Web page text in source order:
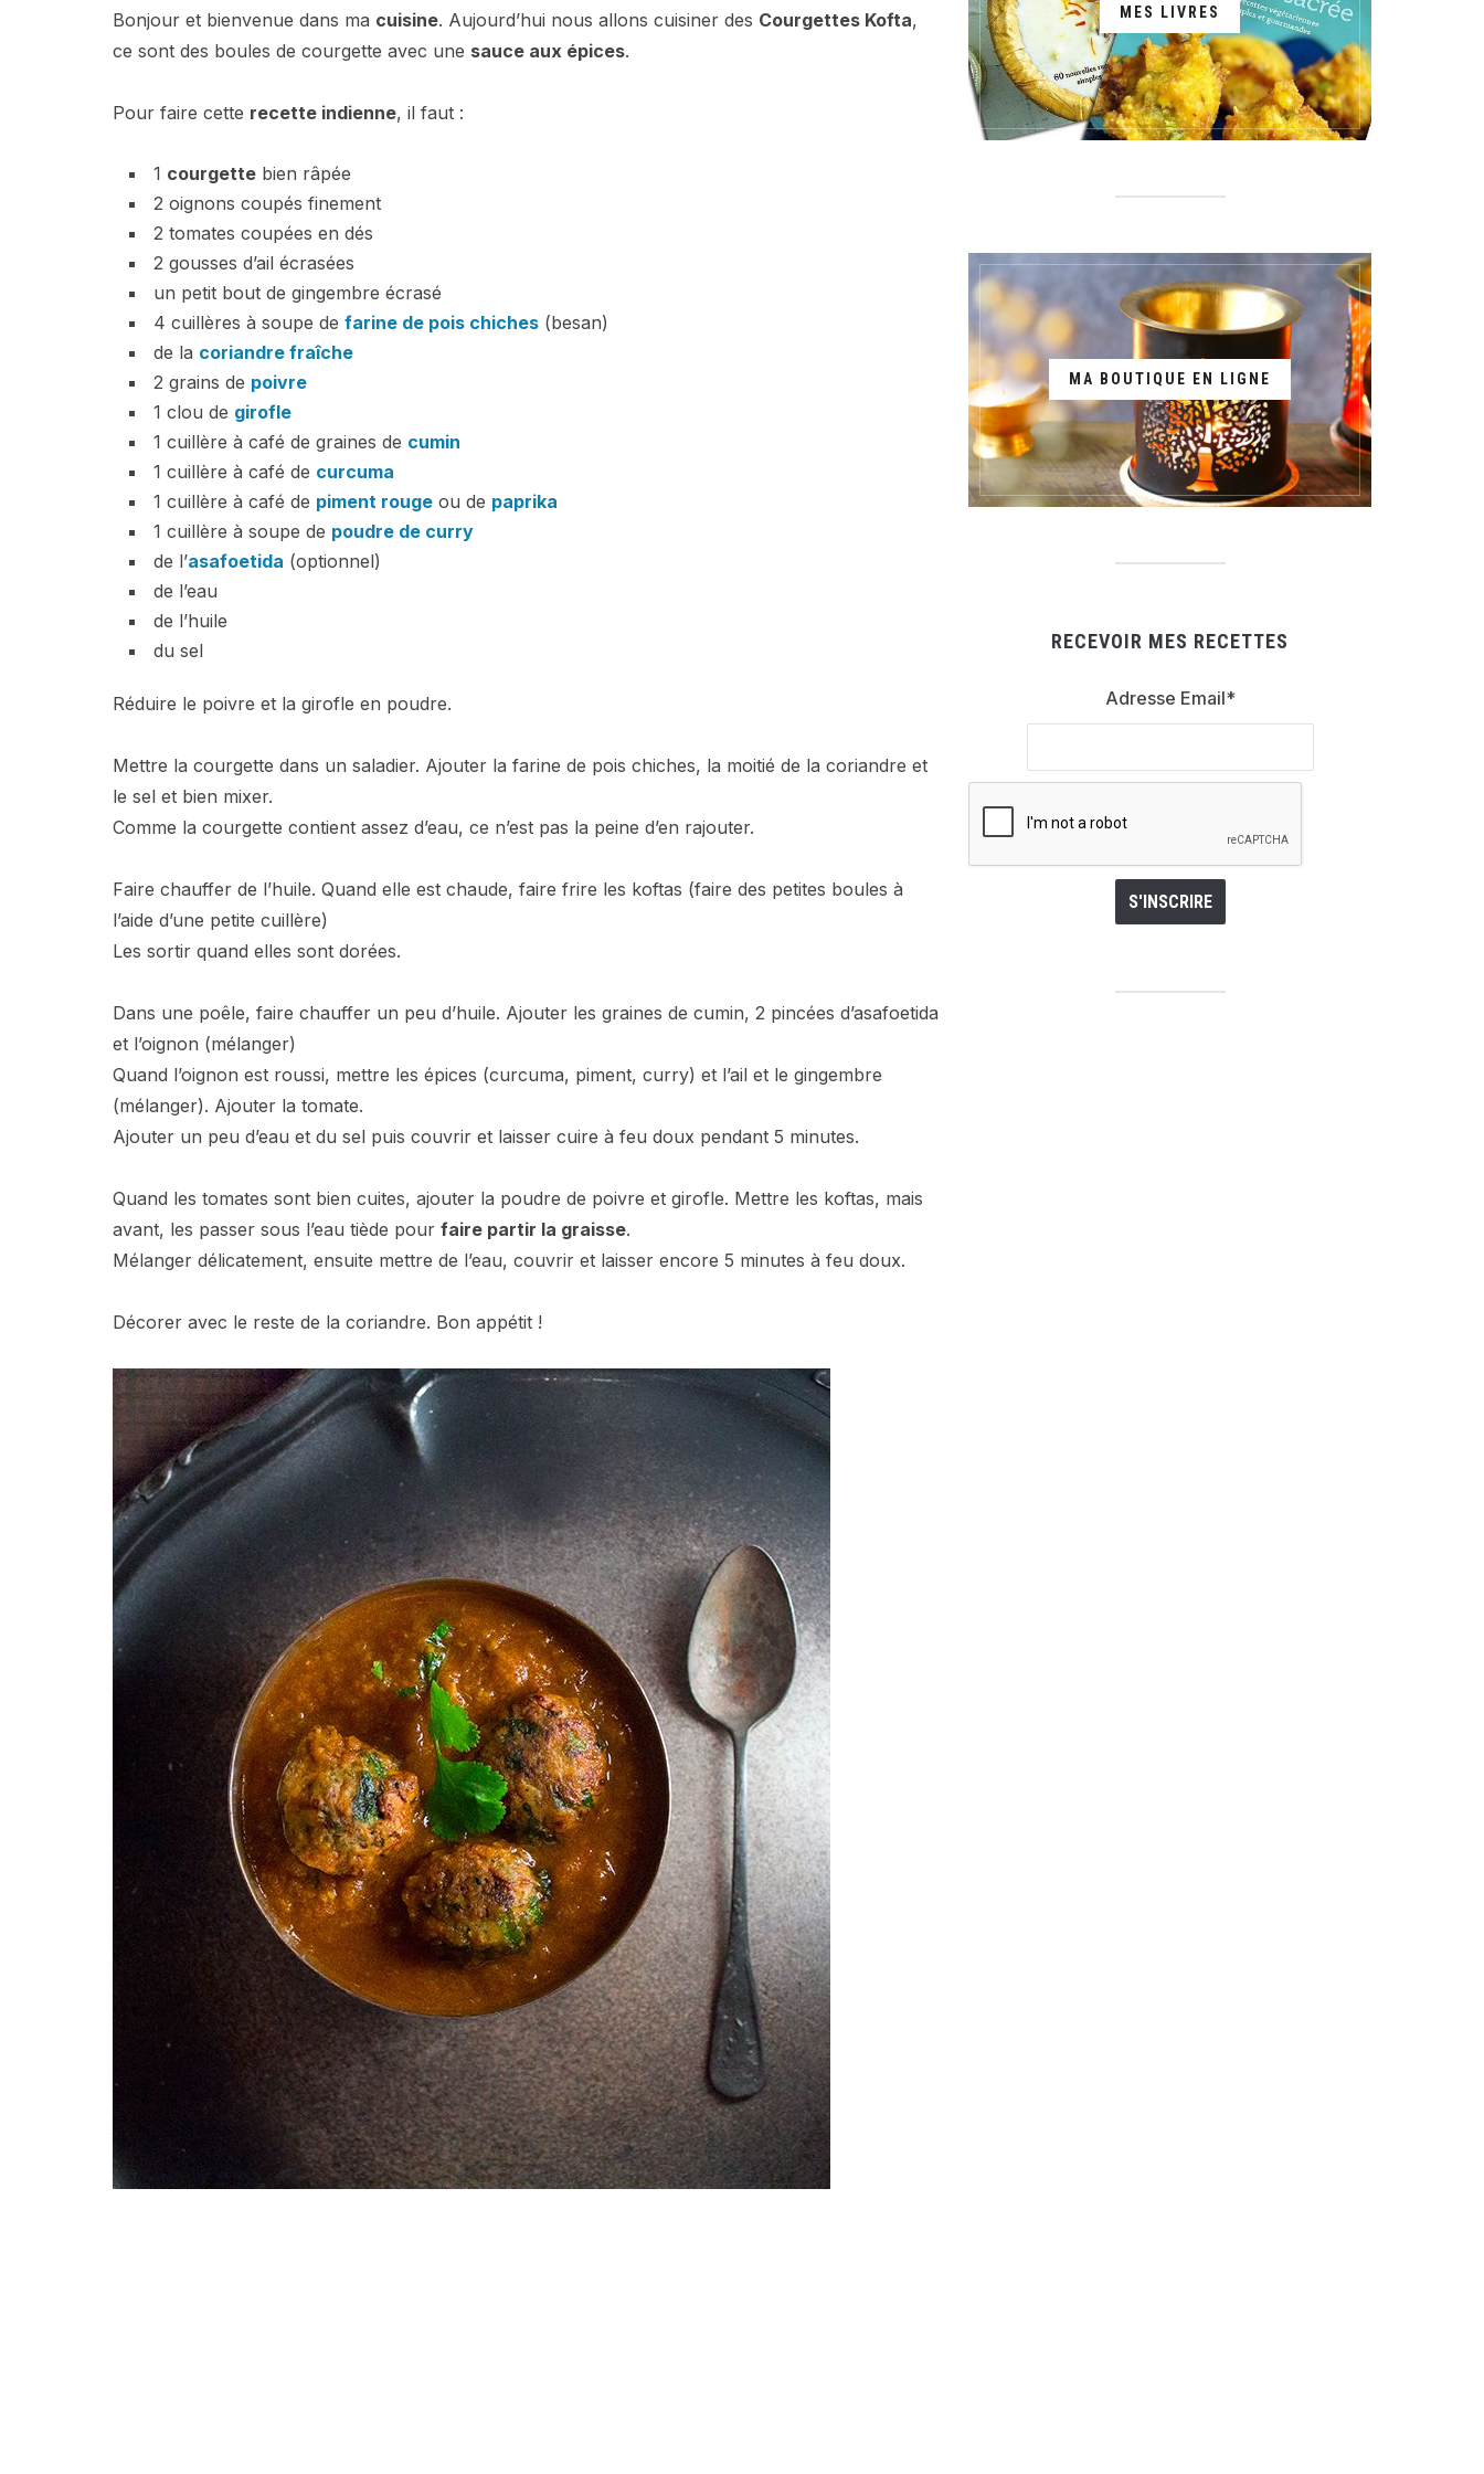
Bonjour et bienvenue dans ma cuisine. Aujourd’hui nous allons cuisiner des Courgettes Kofta,
ce sont des boules de courgette avec une sauce aux épices.
Pour faire cette recette indienne, il faut :
1 courgette bien râpée
2 oignons coupés finement
2 tomates coupées en dés
2 gousses d’ail écrasées
un petit bout de gingembre écrasé
4 cuillères à soupe de farine de pois chiches (besan)
de la coriandre fraîche
2 grains de poivre
1 clou de girofle
1 cuillère à café de graines de cumin
1 cuillère à café de curcuma
1 cuillère à café de piment rouge ou de paprika
1 cuillère à soupe de poudre de curry
de l’asafoetida (optionnel)
de l’eau
de l’huile
du sel
Réduire le poivre et la girofle en poudre.
Mettre la courgette dans un saladier. Ajouter la farine de pois chiches, la moitié de la coriandre et
le sel et bien mixer.
Comme la courgette contient assez d’eau, ce n’est pas la peine d’en rajouter.
Faire chauffer de l’huile. Quand elle est chaude, faire frire les koftas (faire des petites boules à
l’aide d’une petite cuillère)
Les sortir quand elles sont dorées.
Dans une poêle, faire chauffer un peu d’huile. Ajouter les graines de cumin, 2 pincées d’asafoetida
et l’oignon (mélanger)
Quand l’oignon est roussi, mettre les épices (curcuma, piment, curry) et l’ail et le gingembre
(mélanger). Ajouter la tomate.
Ajouter un peu d’eau et du sel puis couvrir et laisser cuire à feu doux pendant 5 minutes.
Quand les tomates sont bien cuites, ajouter la poudre de poivre et girofle. Mettre les koftas, mais
avant, les passer sous l’eau tiède pour faire partir la graisse.
Mélanger délicatement, ensuite mettre de l’eau, couvrir et laisser encore 5 minutes à feu doux.
Décorer avec le reste de la coriandre. Bon appétit !
MES LIVRES
MA BOUTIQUE EN LIGNE
RECEVOIR MES RECETTES
Adresse Email*